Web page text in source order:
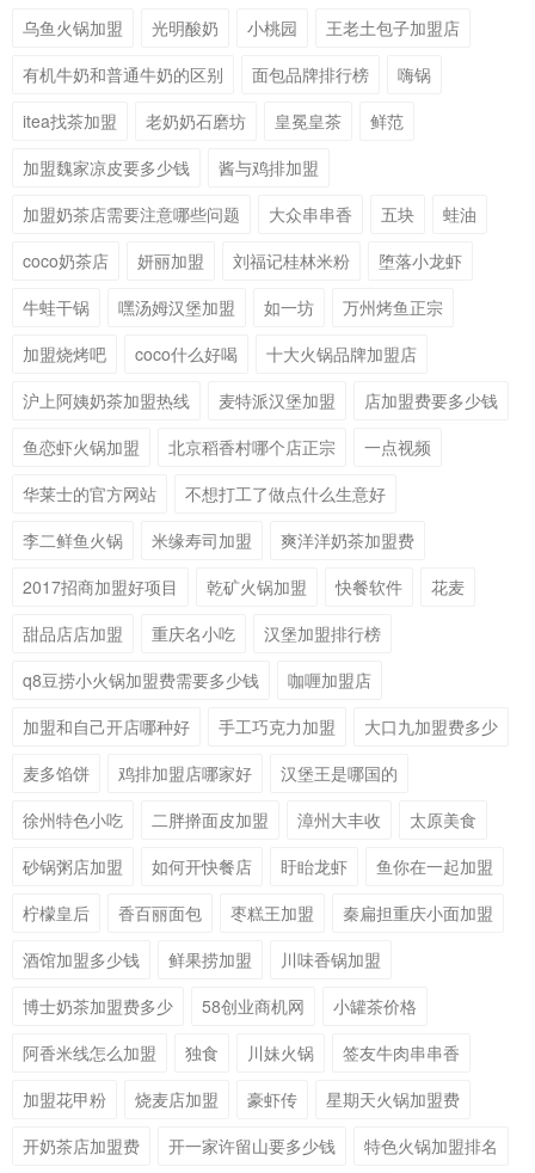
乌鱼火锅加盟 光明酸奶 小桃园
王老土包子加盟店
有机牛奶和普通牛奶的区别
面包品牌排行榜
嗨锅
itea找茶加盟
老奶奶石磨坊 皇冕皇茶
鲜范
加盟魏家凉皮要多少钱
酱与鸡排加盟
加盟奶茶店需要注意哪些问题
大众串串香 五块
蛙油
coco奶茶店
妍丽加盟 刘福记桂林米粉
堕落小龙虾
牛蛙干锅
嘿汤姆汉堡加盟 如一坊
万州烤鱼正宗
加盟烧烤吧
coco什么好喝
十大火锅品牌加盟店
沪上阿姨奶茶加盟热线
麦特派汉堡加盟
店加盟费要多少钱
鱼恋虾火锅加盟
北京稻香村哪个店正宗
一点视频
华莱士的官方网站
不想打工了做点什么生意好
李二鲜鱼火锅
米缘寿司加盟
爽洋洋奶茶加盟费
2017招商加盟好项目
乾矿火锅加盟 快餐软件
花麦
甜品店店加盟
重庆名小吃
汉堡加盟排行榜
q8豆捞小火锅加盟费需要多少钱
咖喱加盟店
加盟和自己开店哪种好
手工巧克力加盟
大口九加盟费多少
麦多馅饼
鸡排加盟店哪家好
汉堡王是哪国的
徐州特色小吃
二胖擀面皮加盟 漳州大丰收
太原美食
砂锅粥店加盟
如何开快餐店 盱眙龙虾
鱼你在一起加盟
柠檬皇后
香百丽面包 枣糕王加盟
秦扁担重庆小面加盟
酒馆加盟多少钱
鲜果捞加盟
川味香锅加盟
博士奶茶加盟费多少
58创业商机网
小罐茶价格
阿香米线怎么加盟
独食 川妹火锅
签友牛肉串串香
加盟花甲粉
烧麦店加盟 豪虾传
星期天火锅加盟费
开奶茶店加盟费
开一家许留山要多少钱
特色火锅加盟排名